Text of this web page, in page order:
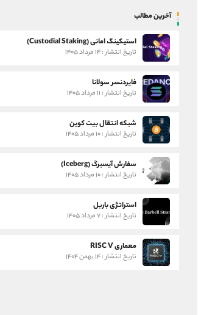
آخرین مطالب
استیکینگ امانی (Custodial Staking)
تاریخ انتشار : ۱۴ مرداد ۱۴۰۵
فایردنسر سولانا
تاریخ انتشار : ۱۱ مرداد ۱۴۰۵
شبکه انتقال بیت کوین
تاریخ انتشار : ۱۰ مرداد ۱۴۰۵
سفارش آیسبرگ (Iceberg)
تاریخ انتشار : ۱۰ مرداد ۱۴۰۵
استراتژی باربل
تاریخ انتشار : ۷ مرداد ۱۴۰۵
معماری RISC V
تاریخ انتشار : ۱۴ بهمن ۱۴۰۴